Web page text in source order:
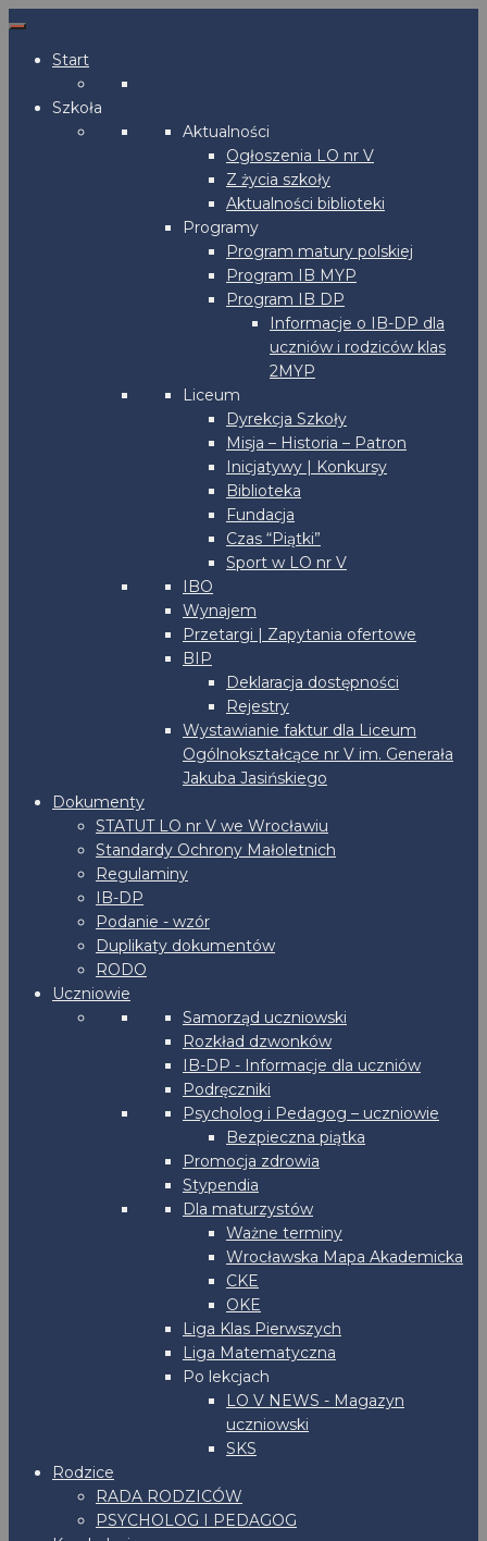
Start
Szkoła
Aktualności
Ogłoszenia LO nr V
Z życia szkoły
Aktualności biblioteki
Programy
Program matury polskiej
Program IB MYP
Program IB DP
Informacje o IB-DP dla
uczniów i rodziców klas
2MYP
Liceum
Dyrekcja Szkoły
Misja – Historia – Patron
Inicjatywy | Konkursy
Biblioteka
Fundacja
Czas “Piątki”
Sport w LO nr V
IBO
Wynajem
Przetargi | Zapytania ofertowe
BIP
Deklaracja dostępności
Rejestry
Wystawianie faktur dla Liceum
Ogólnokształcące nr V im. Generała
Jakuba Jasińskiego
Dokumenty
STATUT LO nr V we Wrocławiu
Standardy Ochrony Małoletnich
Regulaminy
IB-DP
Podanie - wzór
Duplikaty dokumentów
RODO
Uczniowie
Samorząd uczniowski
Rozkład dzwonków
IB-DP - Informacje dla uczniów
Podręczniki
Psycholog i Pedagog – uczniowie
Bezpieczna piątka
Promocja zdrowia
Stypendia
Dla maturzystów
Ważne terminy
Wrocławska Mapa Akademicka
CKE
OKE
Liga Klas Pierwszych
Liga Matematyczna
Po lekcjach
LO V NEWS - Magazyn
uczniowski
SKS
Rodzice
RADA RODZICÓW
PSYCHOLOG I PEDAGOG